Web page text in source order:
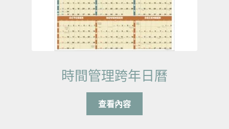
時間管理跨年日曆
查看內容